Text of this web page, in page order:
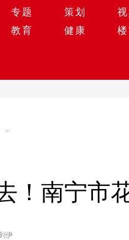
专题 策划
教育 健康
>
！南宁市
伊